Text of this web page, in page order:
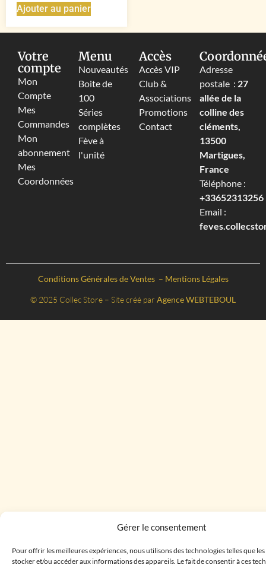
Gérer le consentement
Pour offrir les meilleures expériences, nous utilisons des technologies telles que
stocker et/ou accéder aux informations des appareils. Le fait de consentir à ces
Ajouter au panier
Votre
compte
Mon
Compte
Mes
Commandes
Mon
abonnement
Mes
Coordonnées
Menu
Nouveautés
Boite de
100
Séries
complètes
Fève à
l'unité
Accès
Accès VIP
Club &
Associations
Promotions
Contact
Adresse
postale : 27
allée de la
colline des
cléments,
13500
Martigues,
France
Téléphone :
+33652313256‬
Email :
Conditions Générales de Ventes – Mentions Légales
© 2025 Collec Store – Site créé par Agence WEBTEBOUL